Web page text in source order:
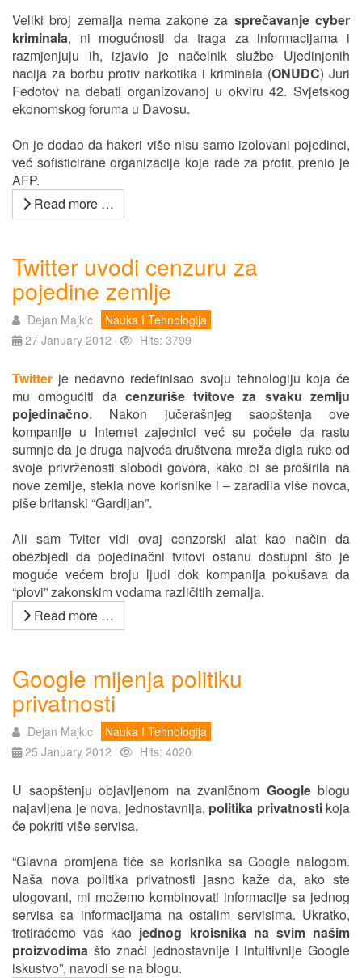
Veliki broj zemalja nema zakone za sprečavanje cyber
kriminala, ni mogućnosti da traga za informacijama i
razmjenjuju ih, izjavio je načelnik službe Ujedinjenih
nacija za borbu protiv narkotika i kriminala (ONUDC) Juri
Fedotov na debati organizovanoj u okviru 42. Svjetskog
ekonomskog foruma u Davosu.
On je dodao da hakeri više nisu samo izolovani pojedinci,
već sofisticirane organizacije koje rade za profit, prenio je
AFP.
Read more …
Twitter uvodi cenzuru za
pojedine zemlje
Dejan Majkic
Nauka I Tehnologija
27 January 2012
Hits: 3799
Twitter je nedavno redefinisao svoju tehnologiju koja će
mu omogućiti da cenzuriše tvitove za svaku zemlju
pojedinačno. Nakon jučerašnjeg saopštenja ove
kompanije u Internet zajednici već su počele da rastu
sumnje da je druga najveća društvena mreža digla ruke od
svoje privrženosti slobodi govora, kako bi se proširila na
nove zemlje, stekla nove korisnike i – zaradila više novca,
piše britanski “Gardijan”.
Ali sam Tviter vidi ovaj cenzorski alat kao način da
obezbjedi da pojedinačni tvitovi ostanu dostupni što je
moguće većem broju ljudi dok kompanija pokušava da
“plovi” zakonskim vodama različitih zemalja.
Read more …
Google mijenja politiku
privatnosti
Dejan Majkic
Nauka I Tehnologija
25 January 2012
Hits: 4020
U saopštenju objavljenom na zvaničnom Google blogu
najavljena je nova, jednostavnija, politika privatnostikoja
će pokriti više servisa.
“Glavna promjena tiče se korisnika sa Google nalogom.
Naša nova politika privatnosti jasno kaže da, ako ste
ulogovani, mi možemo kombinovati informacije sa jednog
servisa sa informacijama na ostalim servisima. Ukratko,
tretiraćemo vas kao jednog kroisnika na svim našim
proizvodima što znači jednostavnije i intuitivnije Google
iskustvo”, navodi se na blogu.